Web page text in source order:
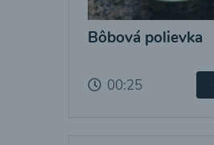
Bôbová polievka
00:25